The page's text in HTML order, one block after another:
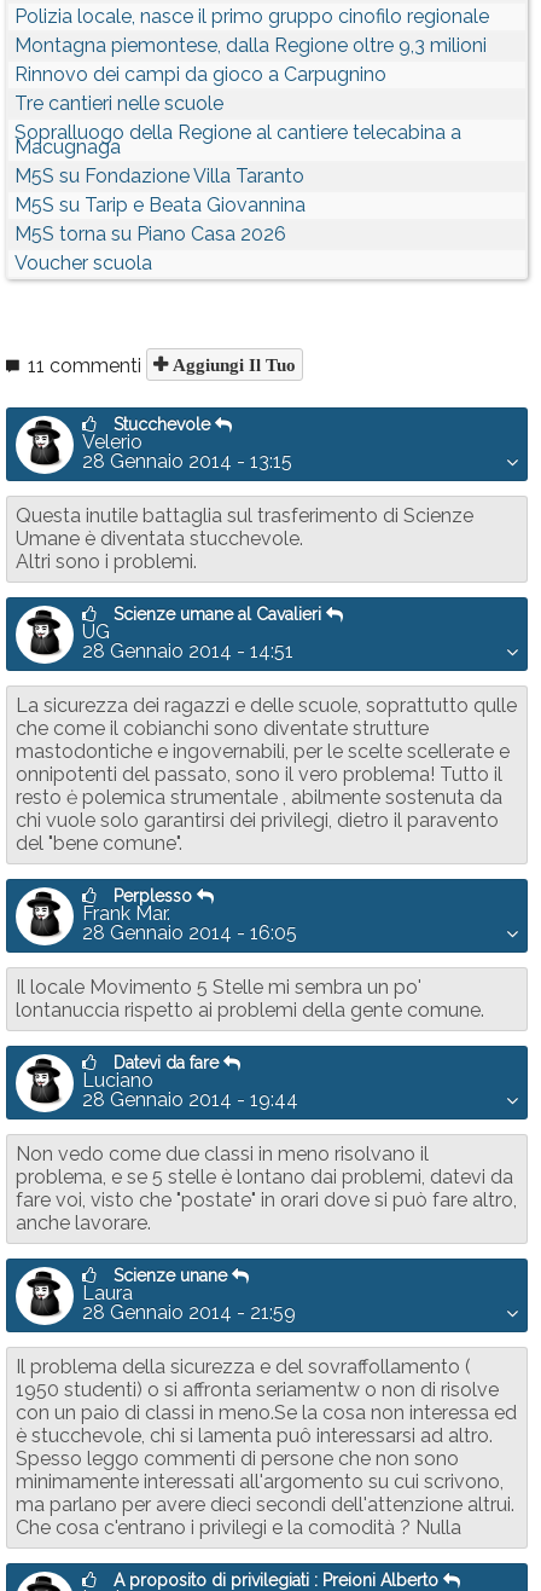
Polizia locale, nasce il primo gruppo cinofilo regionale
Montagna piemontese, dalla Regione oltre 9,3 milioni
Rinnovo dei campi da gioco a Carpugnino
Tre cantieri nelle scuole
Sopralluogo della Regione al cantiere telecabina a
Macugnaga
M5S su Fondazione Villa Taranto
M5S su Tarip e Beata Giovannina
M5S torna su Piano Casa 2026
Voucher scuola
11 commenti Aggiungi Il Tuo
Stucchevole
Velerio
28 Gennaio 2014 - 13:15
Questa inutile battaglia sul trasferimento di Scienze
Umane è diventata stucchevole.
Altri sono i problemi.
Scienze umane al Cavalieri
UG
28 Gennaio 2014 - 14:51
La sicurezza dei ragazzi e delle scuole, soprattutto qulle
che come il cobianchi sono diventate strutture
mastodontiche e ingovernabili, per le scelte scellerate e
onnipotenti del passato, sono il vero problema! Tutto il
resto ė polemica strumentale , abilmente sostenuta da
chi vuole solo garantirsi dei privilegi, dietro il paravento
del "bene comune".
Perplesso
Frank Mar.
28 Gennaio 2014 - 16:05
Il locale Movimento 5 Stelle mi sembra un po'
lontanuccia rispetto ai problemi della gente comune.
Datevi da fare
Luciano
28 Gennaio 2014 - 19:44
Non vedo come due classi in meno risolvano il
problema, e se 5 stelle è lontano dai problemi, datevi da
fare voi, visto che "postate" in orari dove si può fare altro,
anche lavorare.
Scienze unane
Laura
28 Gennaio 2014 - 21:59
Il problema della sicurezza e del sovraffollamento (
1950 studenti) o si affronta seriamentw o non di risolve
con un paio di classi in meno.Se la cosa non interessa ed
è stucchevole, chi si lamenta puô interessarsi ad altro.
Spesso leggo commenti di persone che non sono
minimamente interessati all'argomento su cui scrivono,
ma parlano per avere dieci secondi dell'attenzione altrui.
Che cosa c'entrano i privilegi e la comodità ? Nulla
A proposito di privilegiati : Preioni Alberto